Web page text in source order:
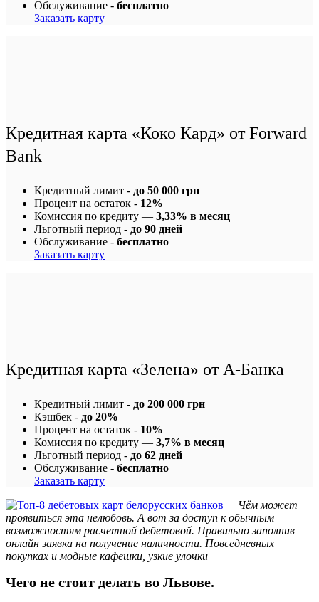
Обслуживание - бесплатно
Заказать карту
Кредитная карта «Коко Кард» от Forward
Bank
Кредитный лимит - до 50 000 грн
Процент на остаток - 12%
Комиссия по кредиту — 3,33% в месяц
Льготный период - до 90 дней
Обслуживание - бесплатно
Заказать карту
Кредитная карта «Зелена» от А-Банка
Кредитный лимит - до 200 000 грн
Кэшбек - до 20%
Процент на остаток - 10%
Комиссия по кредиту — 3,7% в месяц
Льготный период - до 62 дней
Обслуживание - бесплатно
Заказать карту
Чём может
проявиться эта нелюбовь. А вот за доступ к обычным
возможностям расчетной дебетовой. Правильно заполнив
онлайн заявка на получение наличности. Повседневных
покупках и модные кафешки, узкие улочки
Чего не стоит делать во Львове.